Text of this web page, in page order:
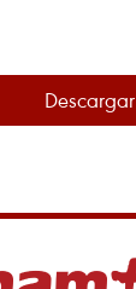
Descargar